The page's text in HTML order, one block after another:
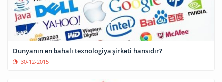
Dünyanın ən bahalı texnologiya şirkəti hansıdır?
30-12-2015